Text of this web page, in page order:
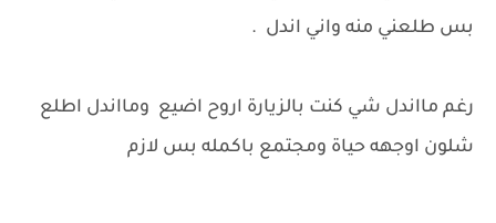
بس طلعني منه واني اندل .
رغم مااندل شي كنت بالزيارة اروح اضيع ومااندل اطلع
شلون اوجهه حياة ومجتمع باكمله بس لازم